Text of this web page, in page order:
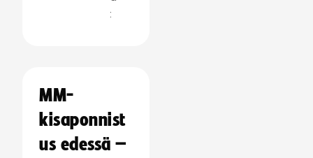
:
MM-
kisaponnist
us edessä –